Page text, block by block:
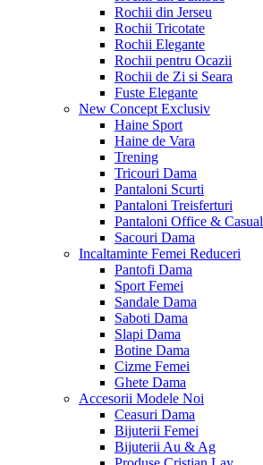
Rochii din Jerseu
Rochii Tricotate
Rochii Elegante
Rochii pentru Ocazii
Rochii de Zi si Seara
Fuste Elegante
New Concept Exclusiv
Haine Sport
Haine de Vara
Trening
Tricouri Dama
Pantaloni Scurti
Pantaloni Treisferturi
Pantaloni Office & Casual
Sacouri Dama
Incaltaminte Femei Reduceri
Pantofi Dama
Sport Femei
Sandale Dama
Saboti Dama
Slapi Dama
Botine Dama
Cizme Femei
Ghete Dama
Accesorii Modele Noi
Ceasuri Dama
Bijuterii Femei
Bijuterii Au & Ag